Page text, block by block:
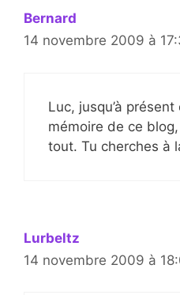
Bernard
14 novembre 2009 à
Luc, jusqu’à présent
mémoire de ce
tout. Tu cherches à
Lurbeltz
14 novembre 2009 à